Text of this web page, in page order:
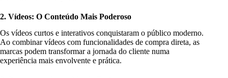
2. Vídeos: O Conteúdo Mais Poderoso
Os vídeos curtos e interativos conquistaram o público moderno.
Ao combinar vídeos com funcionalidades de compra direta, as
marcas podem transformar a jornada do cliente numa
experiência mais envolvente e prática.